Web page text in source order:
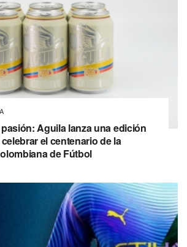
Aguila lanza una edición
el centenario de la
de Fútbol